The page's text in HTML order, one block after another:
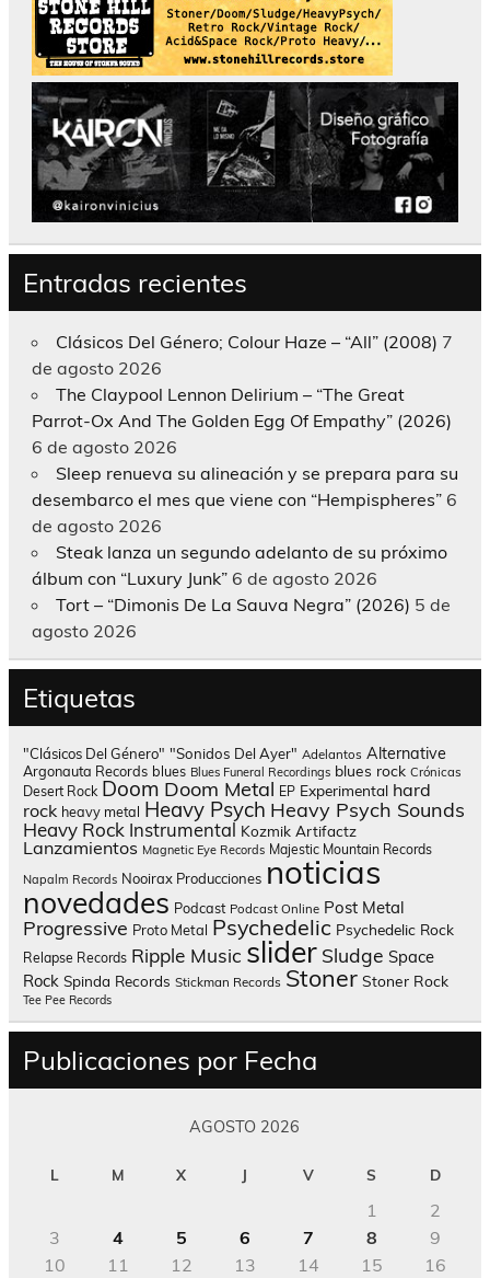
Entradas recientes
Clásicos Del Género; Colour Haze – “All” (2008) 7
de agosto 2026
The Claypool Lennon Delirium – “The Great
Parrot-Ox And The Golden Egg Of Empathy” (2026)
6 de agosto 2026
Sleep renueva su alineación y se prepara para su
desembarco el mes que viene con “Hempispheres” 6
de agosto 2026
Steak lanza un segundo adelanto de su próximo
álbum con “Luxury Junk” 6 de agosto 2026
Tort – “Dimonis De La Sauva Negra” (2026) 5 de
agosto 2026
Etiquetas
"Clásicos Del Género" "Sonidos Del Ayer" Adelantos Alternative
Argonauta Records blues Blues Funeral Recordings blues rock Crónicas
Desert Rock Doom Doom Metal EP Experimental hard
rock heavy metal Heavy Psych Heavy Psych Sounds
Heavy Rock Instrumental Kozmik Artifactz
Lanzamientos Magnetic Eye Records Majestic Mountain Records
Napalm Records Nooirax Producciones noticias
novedades Podcast Podcast Online Post Metal
Progressive Proto Metal Psychedelic Psychedelic Rock
Relapse Records Ripple Music slider Sludge Space
Rock Spinda Records Stickman Records Stoner Stoner Rock
Tee Pee Records
Publicaciones por Fecha
AGOSTO 2026
L M X J V S D
1
2
3
4 5 6 7 8
9
10
11 12 13 14 15
16